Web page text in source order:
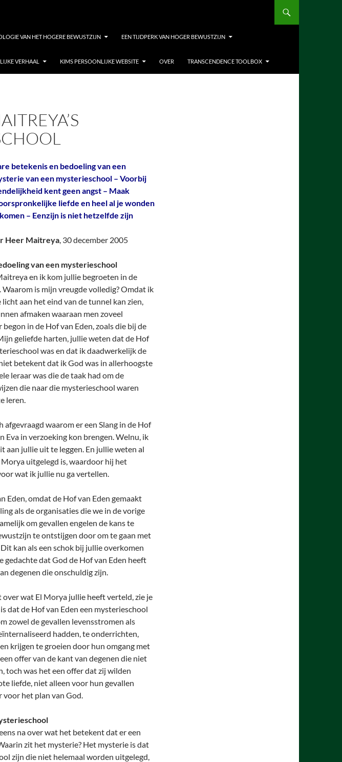
VAN HET HOGERE BEWUSTZIJN EEN TIJDPERK VAN HOGER BEWUSTZIJN
VERHAAL KIMS PERSOONLIJKE WEBSITE OVER TRANSCENDENCE TOOLBOX
betekenis en bedoeling van een
van een mysterieschool – Voorbij
kent geen angst – Maak
liefde en heel al je wonden
– Eenzijn is niet hetzelfde zijn
Heer Maitreya, 30 december 2005
van een mysterieschool
en ik kom jullie begroeten in de
is mijn vreugde volledig? Omdat ik
aan het eind van de tunnel kan zien,
afmaken waaraan men zoveel
in de Hof van Eden, zoals die bij de
geliefde harten, jullie weten dat de Hof
was en dat ik daadwerkelijk de
betekent dat ik God was in allerhoogste
leraar was die de taak had om de
die naar die mysterieschool waren
leren.
afgevraagd waarom er een Slang in de Hof
Eva in verzoeking kon brengen. Welnu, ik
aan jullie uit te leggen. En jullie weten al
uitgelegd is, waardoor hij het
wat ik jullie nu ga vertellen.
Eden, omdat de Hof van Eden gemaakt
als de organisaties die we in de vorige
om gevallen engelen de kans te
te ontstijgen door om te gaan met
kan als een schok bij jullie overkomen
gedachte dat God de Hof van Eden heeft
degenen die onschuldig zijn.
wat El Morya jullie heeft verteld, zie je
dat de Hof van Eden een mysterieschool
zowel de gevallen levensstromen als
hadden, te onderrichten,
krijgen te groeien door hun omgang met
offer van de kant van degenen die niet
toch was het een offer dat zij wilden
liefde, niet alleen voor hun gevallen
voor het plan van God.
na over wat het betekent dat er een
zit het mysterie? Het mysterie is dat
zijn die niet helemaal worden uitgelegd,